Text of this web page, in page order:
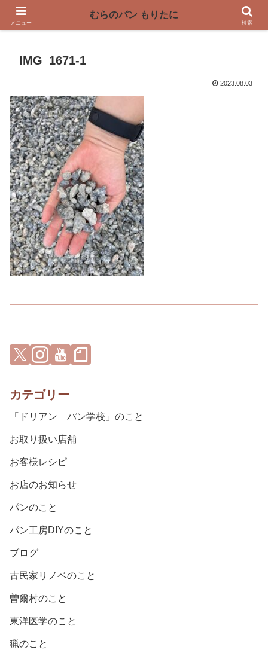
〜奈良県曽爾村の薪窯パン屋〜
IMG_1671-1
2023.08.03
カテゴリー
「ドリアン パン学校」のこと
お取り扱い店舗
お客様レシピ
お店のお知らせ
パンのこと
パン工房DIYのこと
ブログ
古民家リノベのこと
曽爾村のこと
東洋医学のこと
猟のこと
メニュー
むらのパン もりたに
検索